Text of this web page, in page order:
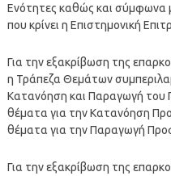
Ενότητες καθώς και σύμφωνα
που κρίνει η Επιστημονική
Για την εξακρίβωση της
η Τράπεζα Θεμάτων
Κατανόηση και Παραγωγή του
θέματα για την Κατανόηση
θέματα για την Παραγωγή
Για την εξακρίβωση της